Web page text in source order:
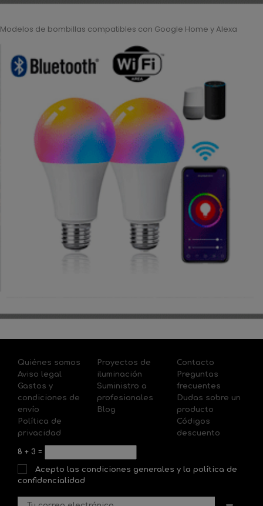
Modelos de bombillas compatibles con Google Home y Alexa
Quiénes somos
Aviso legal
Gastos y
condiciones de
envío
Política de
privacidad
Proyectos de
iluminación
Suministro a
profesionales
Blog
Contacto
Preguntas
frecuentes
Dudas sobre un
producto
Códigos
descuento
8 + 3 =
Acepto las condiciones generales y la política de
confidencialidad